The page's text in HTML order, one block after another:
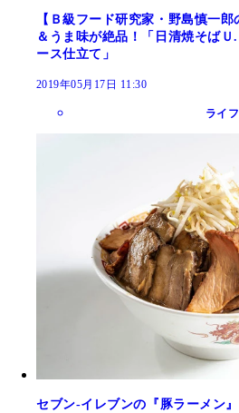
【Ｂ級フード研究家・野島慎一
＆うま味が絶品！「日清焼そば
ース仕立て」
2019年05月17日 11:30
ライ
セブン‐イレブンの『豚ラーメン